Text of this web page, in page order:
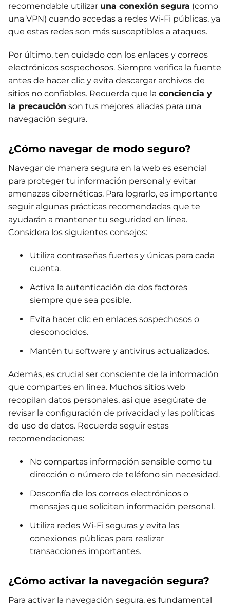
recomendable utilizar una conexión segura (como
una VPN) cuando accedas a redes Wi-Fi públicas, ya
que estas redes son más susceptibles a ataques.
Por último, ten cuidado con los enlaces y correos
electrónicos sospechosos. Siempre verifica la fuente
antes de hacer clic y evita descargar archivos de
sitios no confiables. Recuerda que la conciencia y
la precaución son tus mejores aliadas para una
navegación segura.
¿Cómo navegar de modo seguro?
Navegar de manera segura en la web es esencial
para proteger tu información personal y evitar
amenazas cibernéticas. Para lograrlo, es importante
seguir algunas prácticas recomendadas que te
ayudarán a mantener tu seguridad en línea.
Considera los siguientes consejos:
Utiliza contraseñas fuertes y únicas para cada
cuenta.
Activa la autenticación de dos factores
siempre que sea posible.
Evita hacer clic en enlaces sospechosos o
desconocidos.
Mantén tu software y antivirus actualizados.
Además, es crucial ser consciente de la información
que compartes en línea. Muchos sitios web
recopilan datos personales, así que asegúrate de
revisar la configuración de privacidad y las políticas
de uso de datos. Recuerda seguir estas
recomendaciones:
No compartas información sensible como tu
dirección o número de teléfono sin necesidad.
Desconfía de los correos electrónicos o
mensajes que soliciten información personal.
Utiliza redes Wi-Fi seguras y evita las
conexiones públicas para realizar
transacciones importantes.
¿Cómo activar la navegación segura?
Para activar la navegación segura, es fundamental